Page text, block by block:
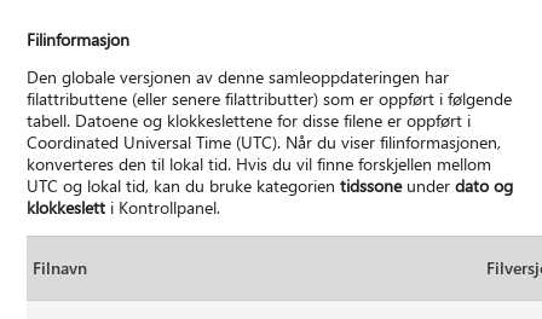
Filinformasjon
Den globale versjonen av denne samleoppdateringen har
filattributtene (eller senere filattributter) som er oppført i følgende
tabell. Datoene og klokkeslettene for disse filene er oppført i
Coordinated Universal Time (UTC). Når du viser filinformasjonen,
konverteres den til lokal tid. Hvis du vil finne forskjellen mellom
UTC og lokal tid, kan du bruke kategorientidssoneunderdato og
klokkeslett i Kontrollpanel.
Filnavn